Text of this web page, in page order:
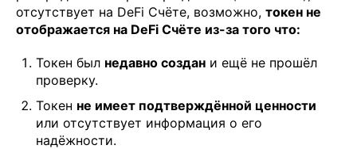
отсутствует на DeFi Счёте, возможно, токен не
отображается на DeFi Счёте из-за того что:
Токен был недавно создан и ещё не прошёл
проверку.
Токен не имеет подтверждённой ценности
или отсутствует информация о его
надёжности.